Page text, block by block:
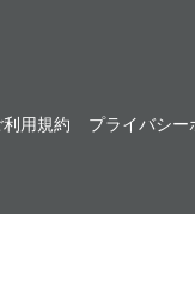
利用規約 プライバシー